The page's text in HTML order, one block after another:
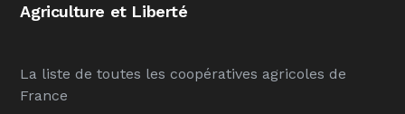
Agriculture et Liberté
La liste de toutes les coopératives agricoles de
France